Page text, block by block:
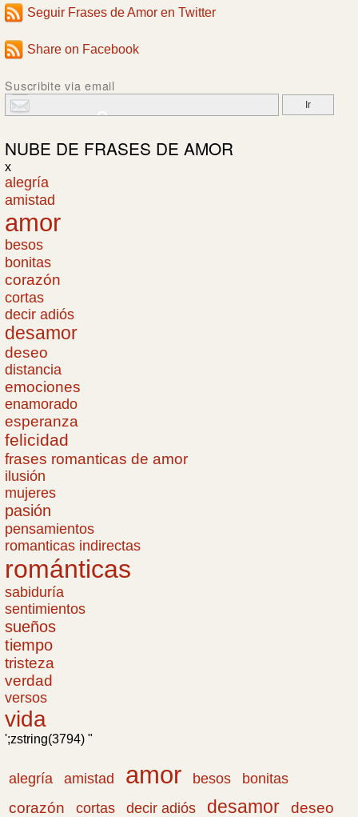
Seguir Frases de Amor en Twitter
Share on Facebook
Suscribite via email
NUBE DE FRASES DE AMOR
x
alegría
amistad
amor
besos
bonitas
corazón
cortas
decir adiós
desamor
deseo
distancia
emociones
enamorado
esperanza
felicidad
frases romanticas de amor
ilusión
mujeres
pasión
pensamientos
romanticas indirectas
románticas
sabiduría
sentimientos
sueños
tiempo
tristeza
verdad
versos
vida
';zstring(3794) "
alegría amistad amor besos
bonitas
corazón
cortas decir adiós desamor deseo